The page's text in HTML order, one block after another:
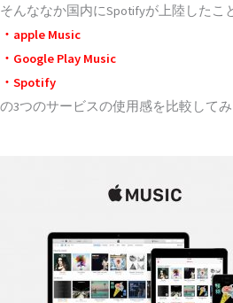
そんななか国内にSpotifyが上陸したこ
・apple Music
・Google Play Music
・Spotify
の3つのサービスの使用感を比較してみ